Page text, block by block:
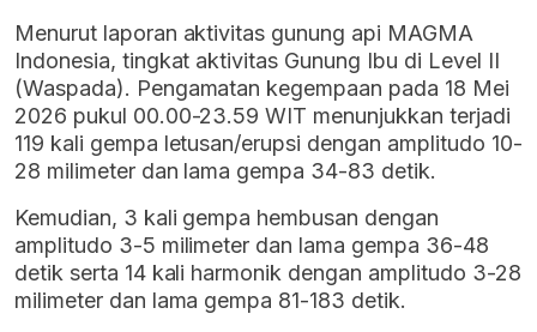
Menurut laporan aktivitas gunung api MAGMA
Indonesia, tingkat aktivitas Gunung Ibu di Level II
(Waspada). Pengamatan kegempaan pada 18 Mei
2026 pukul 00.00-23.59 WIT menunjukkan terjadi
119 kali gempa letusan/erupsi dengan amplitudo 10-
28 milimeter dan lama gempa 34-83 detik.
Kemudian, 3 kali gempa hembusan dengan
amplitudo 3-5 milimeter dan lama gempa 36-48
detik serta 14 kali harmonik dengan amplitudo 3-28
milimeter dan lama gempa 81-183 detik.